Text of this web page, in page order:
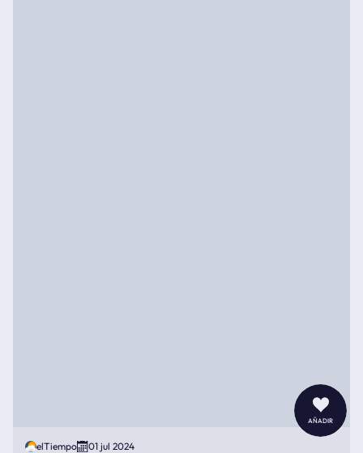
añadir
elTiempo 01 jul 2024